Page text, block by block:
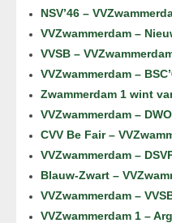
NSV’46 –
VVZwammerdam –
VVSB –
VVZwammerdam –
Zwammerdam 1 wint
VVZwammerdam –
CVV Be Fair –
VVZwammerdam –
Blauw-Zwart –
VVZwammerdam –
VVZwammerdam 1 –